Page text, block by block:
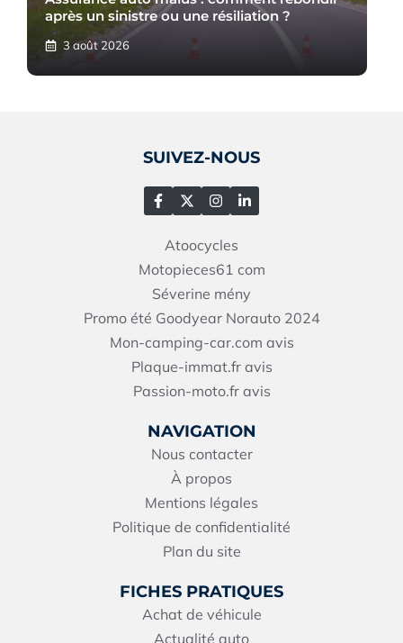
après un sinistre ou une résiliation ?
3 août 2026
FICHES PRATIQUES
Achat de véhicule
Actualité auto
NAVIGATION
Nous contacter
À propos
Mentions légales
Politique de confidentialité
Plan du site
SUIVEZ-NOUS
Atoocycles
Motopieces61 com
Séverine mény
Promo été Goodyear Norauto 2024
Mon-camping-car.com avis
Plaque-immat.fr avis
Passion-moto.fr avis